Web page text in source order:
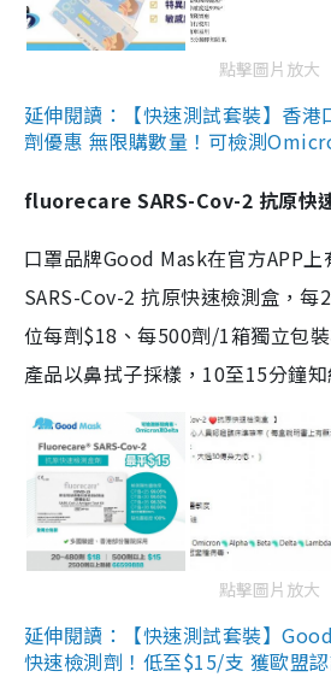
點擊圖片放大
延伸閱讀：【快速測試套裝】香
劑優惠 無限購數量！可檢測
fluorecare SARS-Cov-2 抗原快
口罩品牌Good Mask在官方APP
SARS-Cov-2 抗原快速檢測盒，每
位每劑$18、每500劑/1箱獨立包
產品以鼻拭子採樣，10至15分鐘知
點擊圖片放大
延伸閱讀：【快速測試套裝】
快速檢測劑！低至$15/支 獲歐盟